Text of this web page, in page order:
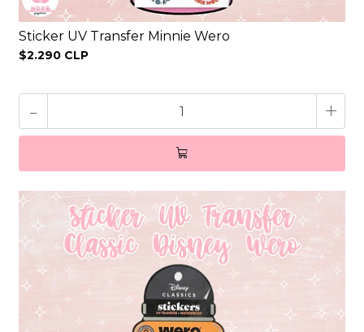
Sticker UV Transfer Minnie Wero
$2.290 CLP
- +